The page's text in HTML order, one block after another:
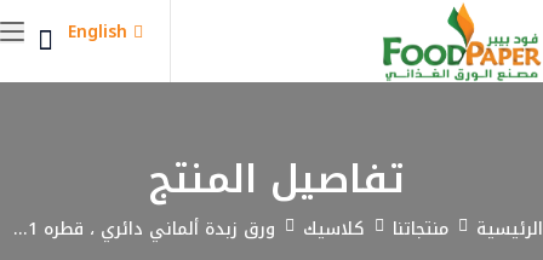
English
تفاصيل المنتج
الرئيسية منتجاتنا كلاسيك ورق زبدة ألماني دائري ، قطره 1...